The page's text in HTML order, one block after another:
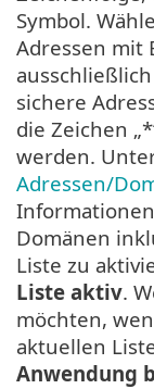
Symbol.
Adressen mit
sichere
die Zeichen
werden.
Adressen/
Domänen
Liste zu
Liste aktiv.
möchten,
aktuellen
Anwendung